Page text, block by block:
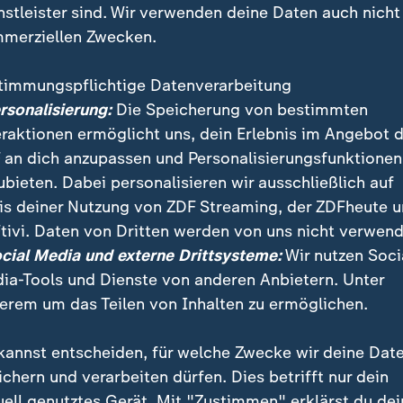
seien die Gespräche im Kanzleramt gestartet,
Wulf Schmiese. Dennoch stünden die
sind. Wir verwenden deine Daten auch nicht
Zwecken.
Datenverarbeitung
Die Speicherung von bestimmten
ermöglicht uns, dein Erlebnis im Angebot
an dich anzupassen und Personalisierungsfunktionen
Dabei personalisieren wir ausschließlich auf
deiner Nutzung von ZDF Streaming, der ZDFheute
Daten von Dritten werden von uns nicht
Media und externe Drittsysteme:Wir nutzen
Tools und Dienste von anderen Anbietern. Unter
um das Teilen von Inhalten zu ermöglichen.
entscheiden, für welche Zwecke wir deine
und verarbeiten dürfen. Dies betrifft nur dein